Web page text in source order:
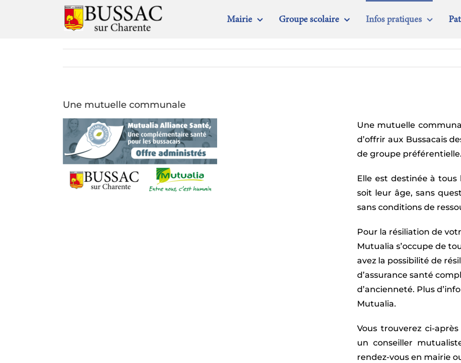
Mairie Groupe scolaire Infos pratiques
Une mutuelle communale
Une mutuelle
d’offrir aux Bussacais
de groupe préférentielle.
Elle est destinée à
soit leur âge, sans
sans conditions de
Pour la résiliation de
Mutualia s’occupe de
avez la possibilité de
d’assurance santé
d’ancienneté. Plus
Mutualia.
Vous trouverez ci-
un conseiller
rendez-vous en mairie